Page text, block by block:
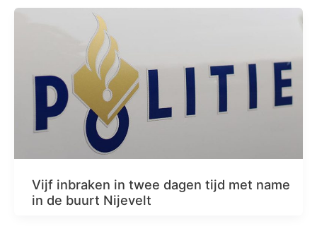
Vijf inbraken in twee dagen tijd met name
in de buurt Nijevelt